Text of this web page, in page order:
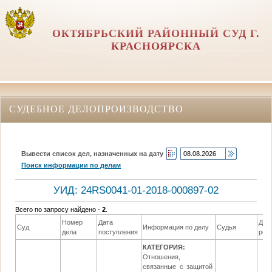
ОКТЯБРЬСКИЙ РАЙОННЫЙ СУД Г.
КРАСНОЯРСКА
СУДЕБНОЕ ДЕЛОПРОИЗВОДСТВО
Вывести список дел, назначенных на дату
Поиск информации по делам
УИД: 24RS0041-01-2018-000897-02
Всего по запросу найдено -2
Суд
Номер
дела
Дата
поступления
Информация по делу Судья
КАТЕГОРИЯ:
Отношения,
связанные с защитой